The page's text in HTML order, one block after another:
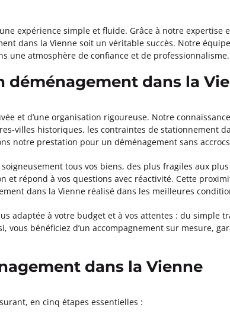
expérience simple et fluide. Grâce à notre expertise
dans la Vienne soit un véritable succès. Notre
une atmosphère de confiance et de professionnalisme.
dans la
et d’une organisation rigoureuse. Notre
villes historiques, les contraintes de stationnement
notre prestation pour un déménagement sans
tous vos biens, des plus fragiles aux
répond à vos questions avec réactivité. Cette
dans la Vienne réalisé dans les meilleures
adaptée à votre budget et à vos attentes : du simple
bénéficiez d’un accompagnement sur mesure,
dans la Vienne
en cinq étapes essentielles :